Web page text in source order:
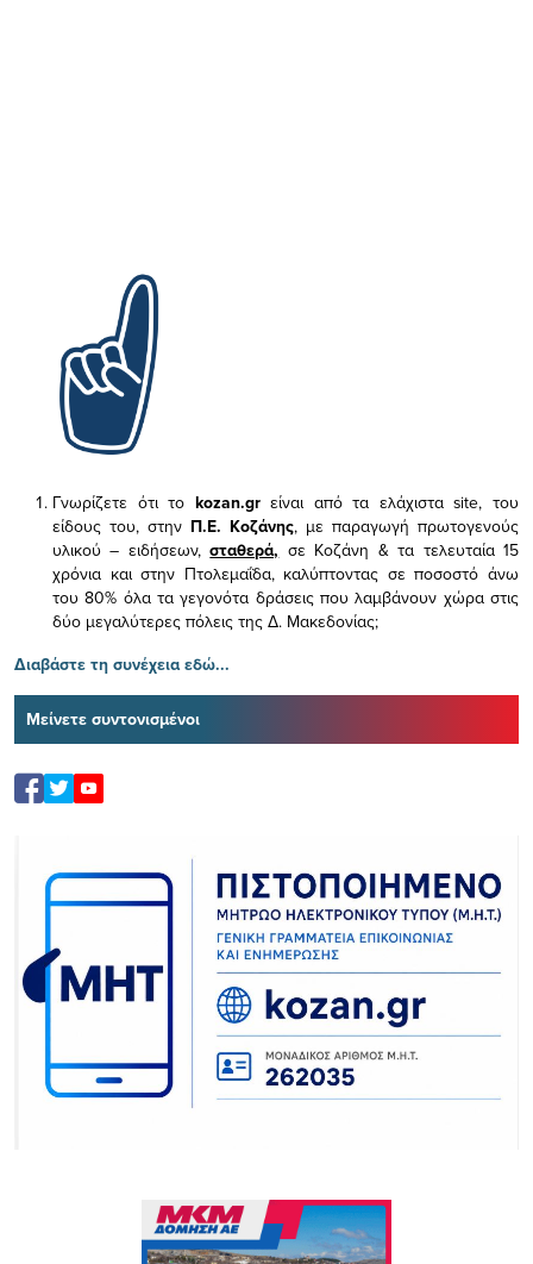
Γνωρίζετε ότι το kozan.gr είναι από τα ελάχισταsite, του
είδους του, στην Π.Ε. Κοζάνης, με παραγωγή πρωτογενούς
υλικού – ειδήσεων,σταθερά, σε Κοζάνη & τα τελευταία 15
χρόνια και στην Πτολεμαΐδα, καλύπτοντας σε ποσοστό άνω
του 80% όλα τα γεγονότα δράσεις που λαμβάνουν χώρα στις
δύο μεγαλύτερες πόλεις της Δ. Μακεδονίας;
Διαβάστε τη συνέχεια εδώ...
Μείνετε συντονισμένοι